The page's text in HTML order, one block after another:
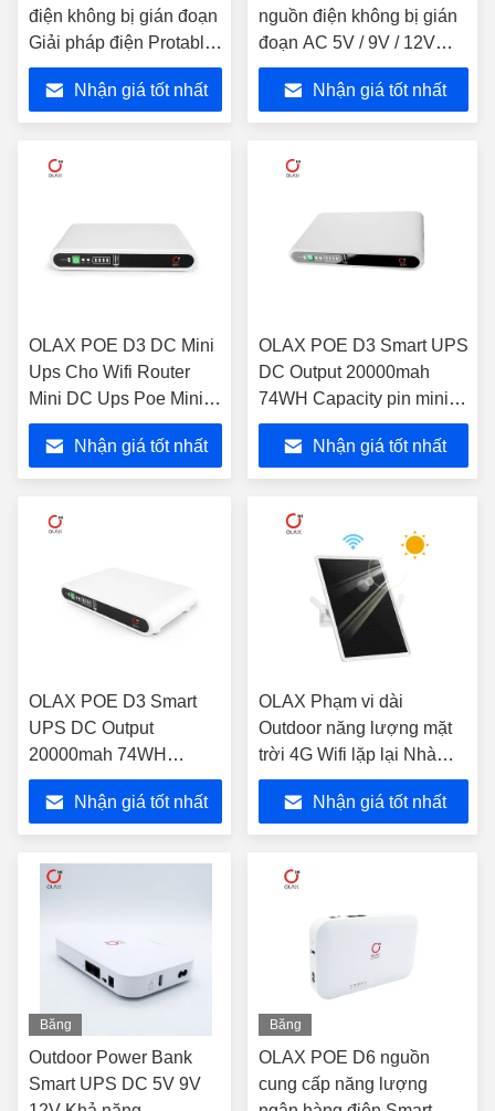
điện không bị gián đoạn
Giải pháp điện Protable
Smart UPS DC 12V Max
Output 20000mah
74WH Pin UPS Backup
Nhận giá tốt nhất
nguồn điện không bị gián
đoạn AC 5V / 9V / 12V
UPS Power Bank Cho Wifi
Router
Nhận giá tốt nhất
OLAX POE D3 DC Mini
Ups Cho Wifi Router
Mini DC Ups Poe Mini
Ups đầu ra 9v 12v 15v
nguồn điệnNhận giá tốt nhất
OLAX POE D3 Smart UPS
DC Output 20000mah
74WH Capacity pin mini
UPS Power Supply
Backup cho bộ định tuyến
wifi
Nhận giá tốt nhất
OLAX POE D3 Smart
UPS DC Output
20000mah 74WH
Capacity pin mini UPS
Backup cho router wifi
Nhận giá tốt nhất
OLAX Phạm vi dài
Outdoor năng lượng mặt
trời 4G Wifi lặp lại Nhà
không dây WIFI tăng
cường tín hiệu tăng
cường tín hiệu Wifi lặp lại
Nhận giá tốt nhất
Băng
hình
Outdoor Power Bank
Smart UPS DC 5V 9V
Băng
hình
OLAX POE D6 nguồn
cung cấp năng lượng